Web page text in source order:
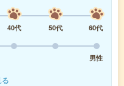
40代 50代
60代
男性